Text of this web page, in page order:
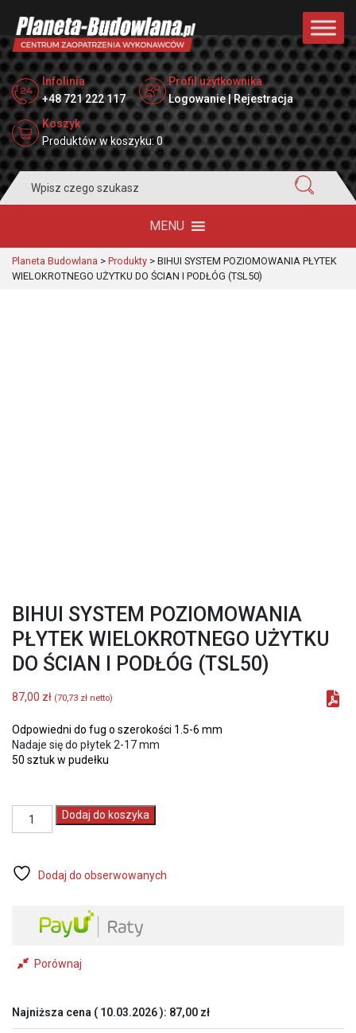
Infolinia
+48 721 222 117
Profil użytkownika
Logowanie | Rejestracja
Koszyk
Produktów w koszyku: 0
for:
MENU
Planeta Budowlana > Produkty > BIHUI SYSTEM POZIOMOWANIA PŁYTEK
WIELOKROTNEGO UŻYTKU DO ŚCIAN I PODŁÓG (TSL50)
BIHUI SYSTEM POZIOMOWANIA
PŁYTEK WIELOKROTNEGO UŻYTKU
DO ŚCIAN I PODŁÓG (TSL50)
87,00 zł (70,73 zł netto)
50 sztuk w pudełku
ilość
BIHUI
PŁYTEK
ŚCIAN
PODŁÓG
Dodaj do koszyka
Dodaj do obserwowanych
Porównaj
Najniższa cena ( 10.03.2026): 87,00 zł